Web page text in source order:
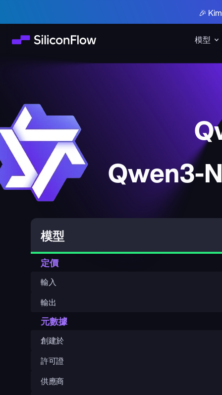
模型
🎉
Qwen3-
模型
定價
輸入
輸出
元數據
創建於
許可證
供應商